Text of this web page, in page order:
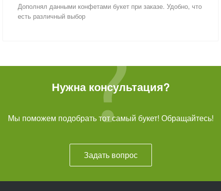
Дополнял данными конфетами букет при заказе. Удобно, что
есть различный выбор
Нужна консультация?
Мы поможем подобрать тот самый букет! Обращайтесь!
Задать вопрос